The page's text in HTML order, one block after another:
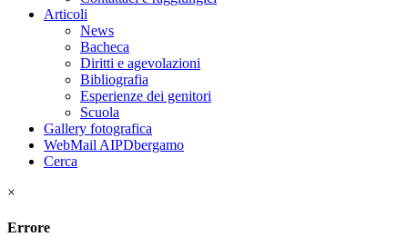
Articoli
News
Bacheca
Diritti e agevolazioni
Bibliografia
Esperienze dei genitori
Scuola
Gallery fotografica
WebMail AIPDbergamo
Cerca
×
Errore